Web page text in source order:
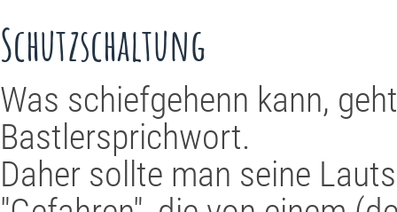
Schutzschaltung
Was schiefgehenn kann,
Bastlersprichwort.
Daher sollte man seine